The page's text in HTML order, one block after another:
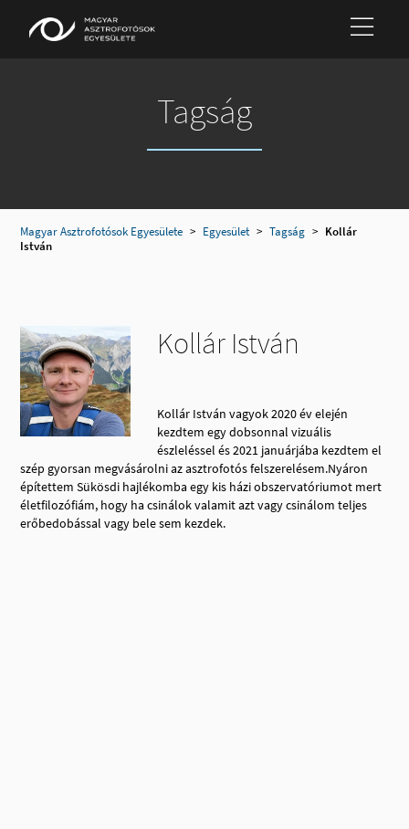
Tagság
Magyar Asztrofotósok Egyesülete > Egyesület > Tagság > Kollár
István
Kollár István
Kollár István vagyok 2020 év elején
kezdtem egy dobsonnal vizuális
észleléssel és 2021 januárjába kezdtem el
szép gyorsan megvásárolni az asztrofotós felszerelésem.Nyáron
építettem Sükösdi hajlékomba egy kis házi obszervatóriumot mert
életfilozófiám, hogy ha csinálok valamit azt vagy csinálom teljes
erőbedobással vagy bele sem kezdek.